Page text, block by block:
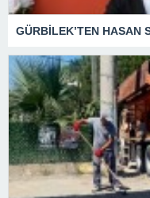
GÜRBİLEK’TEN HASAN